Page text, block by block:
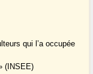
qui l’a occupée
(INSEE)